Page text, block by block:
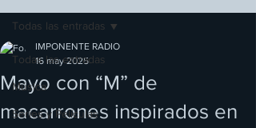
Todas las entradas
Música
Series y Películas
Todas las entradas
Mayo con “M” de
macarrones inspirados en
IMPONENTE RADIO
16 may 2025